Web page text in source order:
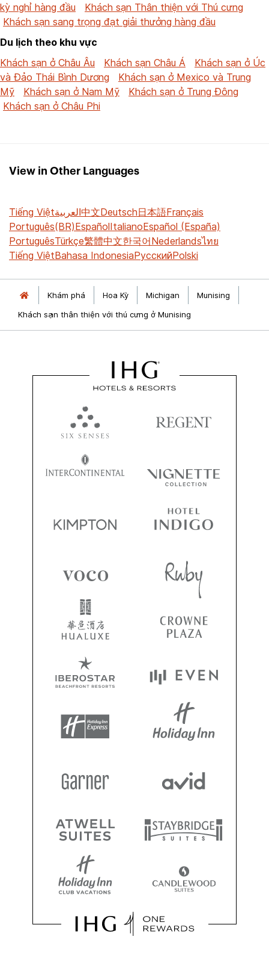
kỳ nghỉ hàng đầu
Khách sạn Thân thiện với Thú cưng
Khách sạn sang trọng đạt giải thưởng hàng đầu
Du lịch theo khu vực
Khách sạn ở Châu Âu
Khách sạn Châu Á
Khách sạn ở Úc
và Đảo Thái Bình Dương
Khách sạn ở Mexico và Trung
Mỹ
Khách sạn ở Nam Mỹ
Khách sạn ở Trung Đông
Khách sạn ở Châu Phi
View in Other Languages
Tiếng Việtالعربية中文Deutsch日本語Français
Português(BR)EspañolItalianoEspañol (España)
PortuguêsTürkçe繁體中文한국어Nederlandsไทย
Tiếng ViệtBahasa IndonesiaРусскийPolski
Khám phá Hoa Kỳ Michigan
Munising
Khách sạn thân thiện với thú cưng ở Munising